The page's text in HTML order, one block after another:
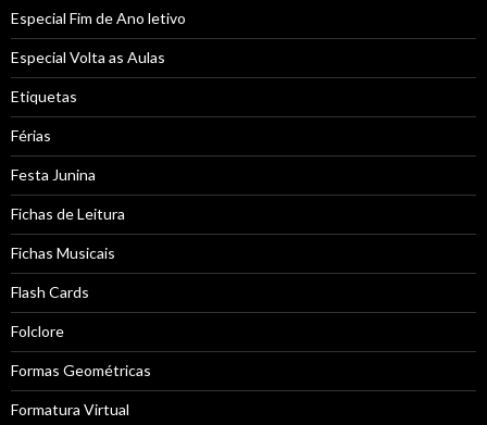
Especial Fim de Ano letivo
Especial Volta as Aulas
Etiquetas
Férias
Festa Junina
Fichas de Leitura
Fichas Musicais
Flash Cards
Folclore
Formas Geométricas
Formatura Virtual